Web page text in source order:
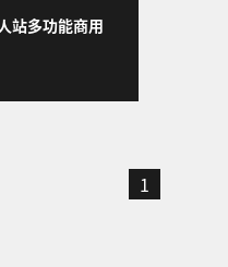
站多功能商用
量训练器
1